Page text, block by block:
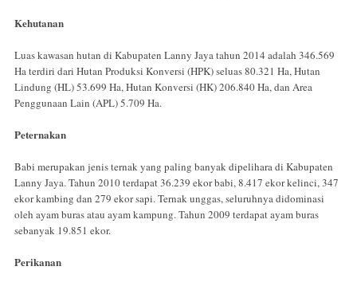
Kehutanan
Luas kawasan hutan di Kabupaten Lanny Jaya tahun 2014 adalah 346.569
Ha terdiri dari Hutan Produksi Konversi (HPK) seluas 80.321 Ha, Hutan
Lindung (HL) 53.699 Ha, Hutan Konversi (HK) 206.840 Ha, dan Area
Penggunaan Lain (APL) 5.709 Ha.
Peternakan
Babi merupakan jenis ternak yang paling banyak dipelihara di Kabupaten
Lanny Jaya. Tahun 2010 terdapat 36.239 ekor babi, 8.417 ekor kelinci, 347
ekor kambing dan 279 ekor sapi. Ternak unggas, seluruhnya didominasi
oleh ayam buras atau ayam kampung. Tahun 2009 terdapat ayam buras
sebanyak 19.851 ekor.
Perikanan